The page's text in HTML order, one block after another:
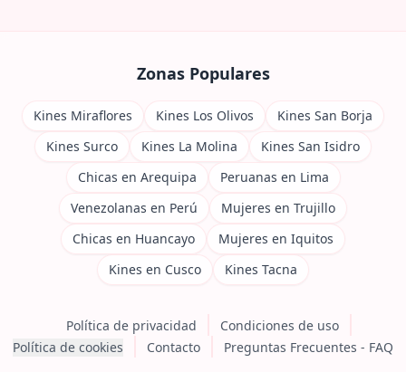
Zonas Populares
Kines Miraflores Kines Los Olivos
Kines San Borja
Kines Surco
Kines La Molina
Kines San Isidro
Chicas en Arequipa
Peruanas en Lima
Venezolanas en Perú
Mujeres en Trujillo
Chicas en Huancayo
Mujeres en Iquitos
Kines en Cusco
Kines Tacna
Política de privacidad
Condiciones de uso
Política de cookies
Contacto Preguntas Frecuentes - FAQ